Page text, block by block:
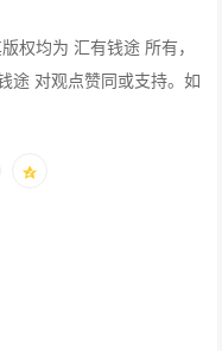
权均为 汇有钱途 所有，
途 对观点赞同或支持。如